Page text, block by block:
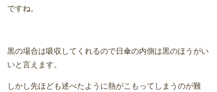
ですね。
黒の場合は吸収してくれるので日傘の内側は黒のほうがい
いと言えます。
しかし先ほども述べたように熱がこもってしまうのが難